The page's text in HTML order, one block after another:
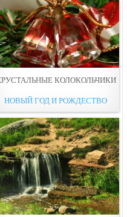
КОЛОКОЛЬЧИКИ
НОВЫЙ ГОД И РОЖДЕСТВО